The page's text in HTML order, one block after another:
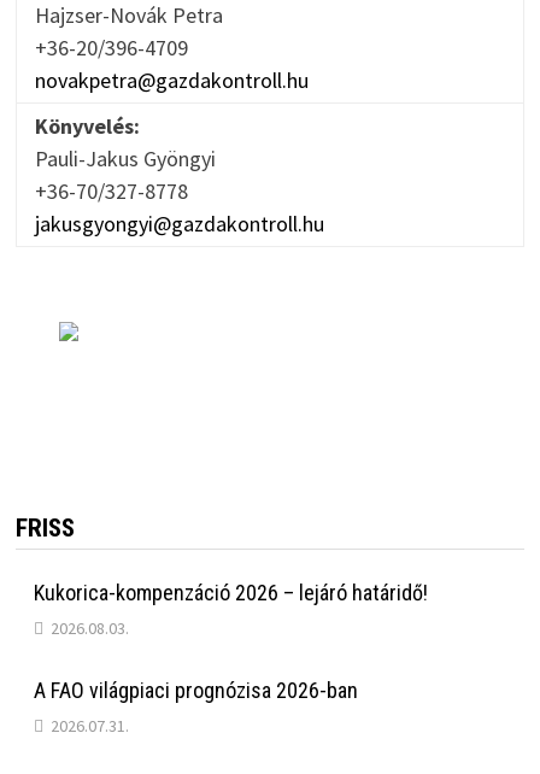
Hajzser-Novák Petra
+36-20/396-4709
novakpetra@gazdakontroll.hu
Könyvelés:
Pauli-Jakus Gyöngyi
+36-70/327-8778
jakusgyongyi@gazdakontroll.hu
FRISS
Kukorica-kompenzáció 2026 – lejáró határidő!
2026.08.03.
A FAO világpiaci prognózisa 2026-ban
2026.07.31.